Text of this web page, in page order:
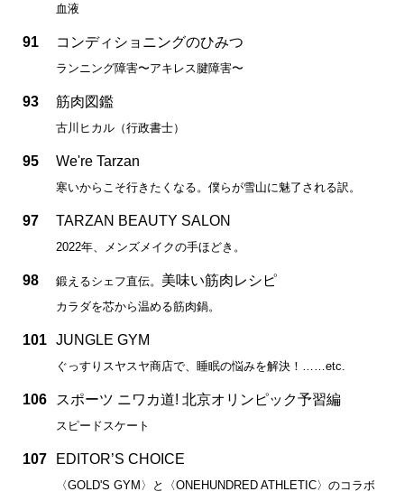
血液
91 コンディショニングのひみつ
ランニング障害〜アキレス腱障害〜
93 筋肉図鑑
古川ヒカル（行政書士）
95 We're Tarzan
寒いからこそ行きたくなる。僕らが雪山に魅了される訳。
97 TARZAN BEAUTY SALON
2022年、メンズメイクの手ほどき。
98 鍛えるシェフ直伝。 美味い筋肉レシピ
カラダを芯から温める筋肉鍋。
101 JUNGLE GYM
ぐっすりスヤスヤ商店で、睡眠の悩みを解決！……etc.
106 スポーツ ニワカ道! 北京オリンピック予習編
スピードスケート
107 EDITOR’S CHOICE
〈GOLD'S GYM〉と〈ONEHUNDRED ATHLETIC〉のコラボ